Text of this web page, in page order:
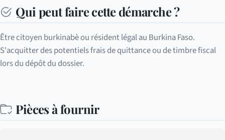
Qui peut faire cette démarche ?
Être citoyen burkinabè ou résident légal au Burkina Faso.
S'acquitter des potentiels frais de quittance ou de timbre fiscal
lors du dépôt du dossier.
Pièces à fournir